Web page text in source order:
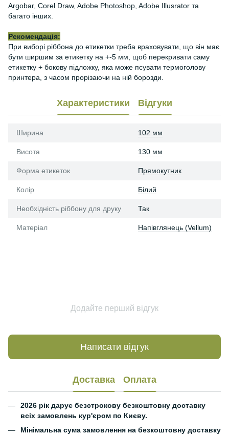
Argobar, Corel Draw, Adobe Photoshop, Adobe Illusrator та
багато інших.
Рекомендація:
При виборі ріббона до етикетки треба враховувати, що він має
бути ширшим за етикетку на +-5 мм, щоб перекривати саму
етикетку + бокову підложку, яка може псувати термоголову
принтера, з часом прорізаючи на ній борозди.
Характеристики Відгуки
Ширина 102 мм
Висота 130 мм
Форма етикеток Прямокутник
Колір Білий
Необхідність ріббону для друку Так
Матеріал Напівглянець (Vellum)
Додайте перший відгук
Написати відгук
Доставка Оплата
2026 рік дарує безстрокову безкоштовну доставку
всіх замовлень кур'єром по Києву.
Мінімальна сума замовлення на безкоштовну доставку